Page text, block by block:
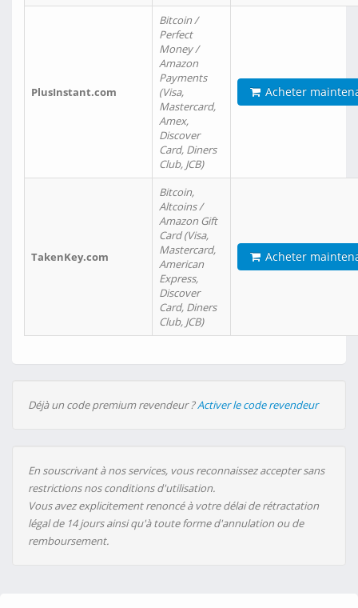
PlusInstant.com
Bitcoin /
Perfect
Money /
Amazon
Payments
(Visa,
Mastercard,
Amex,
Discover
Card, Diners
Club, JCB)
Acheter
TakenKey.com
Bitcoin,
Altcoins /
Amazon Gift
Card (Visa,
Mastercard,
American
Express,
Discover
Card, Diners
Club, JCB)
Acheter
Déjà un code premium revendeur ?Activer le code revendeur
En souscrivant à nos services, vous reconnaissez accepter sans
restrictions nos conditions d'utilisation.
Vous avez explicitement renoncé à votre délai de rétractation
légal de 14 jours ainsi qu'à toute forme d'annulation ou de
remboursement.